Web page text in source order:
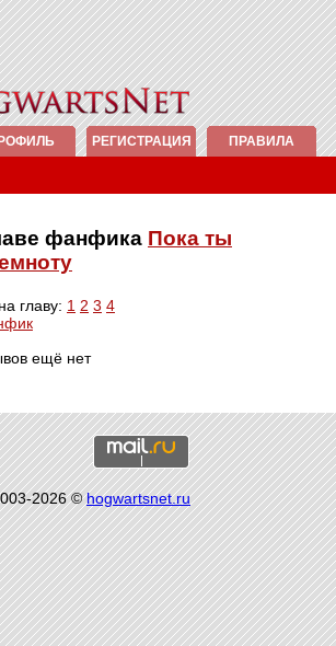
РЕГИСТРАЦИЯ ПРАВИЛА
фанфика Пока ты
главу: 1 2 3 4
ещё нет
2026 ©hogwartsnet.ru